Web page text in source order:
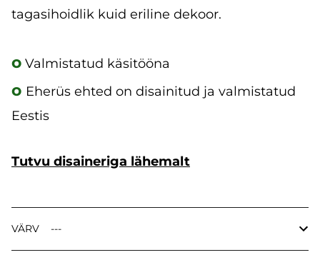
tagasihoidlik kuid eriline dekoor.
o Valmistatud käsitööna
o Eherüs ehted on disainitud ja valmistatud
Eestis
Tutvu disaineriga lähemalt
VÄRV